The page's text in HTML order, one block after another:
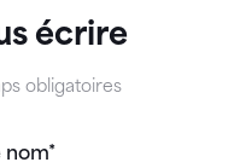
écrire
obligatoires